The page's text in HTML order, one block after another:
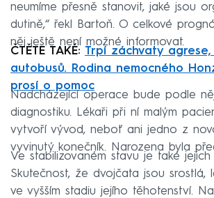
neumíme přesně stanovit, jaké jsou
dutině,“ řekl Bartoň. O celkové
něj ještě není možné informovat.
ČTĚTE TAKÉ: Trpí záchvaty
autobusů. Rodina nemocného
prosí o pomoc
Nadcházející operace bude podle
diagnostiku. Lékaři při ní malým
vytvoří vývod, neboť ani jedno z
vyvinutý konečník. Narozena byla
Ve stabilizovaném stavu je také jejich
Skutečnost, že dvojčata jsou srostlá,
ve vyšším stadiu jejího těhotenství.